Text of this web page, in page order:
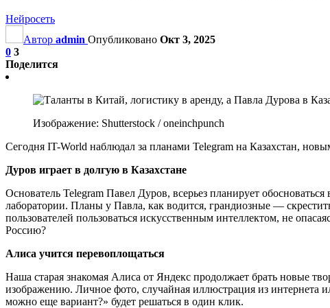
Нейросеть
Автор admin Опубликовано Окт 3, 2025
0 3
Поделится
Изображение: Shutterstock / oneinchpunch
Сегодня IT-World наблюдал за планами Telegram на Казахстан,
Дуров играет в долгую в Казахстане
Основатель Telegram Павел Дуров, всерьез планирует
лаборатории. Планы у Павла, как водится, грандиозные —
пользователей пользоваться искусственным интеллектом, не
Россию?
Алиса учится перевоплощаться
Наша старая знакомая Алиса от Яндекс продолжает брать новые
изображению. Личное фото, случайная иллюстрация из интернета
можно еще вариант?» будет решаться в один клик.